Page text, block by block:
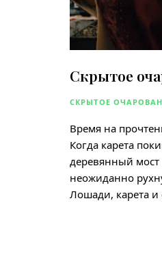
Скрытое
СКРЫТОЕ
Время на
Когда карета
деревянный
неожиданно
Лошади, карета и